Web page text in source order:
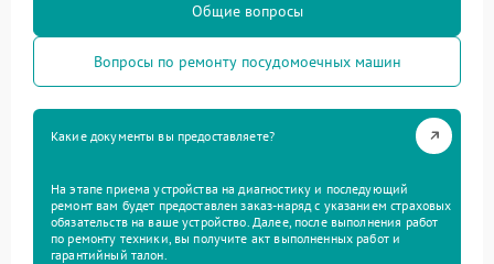
Общие вопросы
Вопросы по ремонту посудомоечных машин
Какие документы вы предоставляете?
На этапе приема устройства на диагностику и последующий
ремонт вам будет предоставлен заказ-наряд с указанием страховых
обязательств на ваше устройство. Далее, после выполнения работ
по ремонту техники, вы получите акт выполненных работ и
гарантийный талон.